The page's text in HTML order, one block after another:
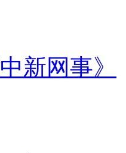
次进入到公众
父母是官员的
立刻收起悲
日晚9点多，
21岁的女孩杨
君事件过去仅
新网事》